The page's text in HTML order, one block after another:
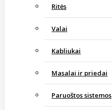
Ritės
Valai
Kabliukai
Masalai ir priedai
Paruoštos sistemos